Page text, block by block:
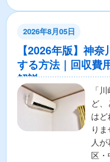
2026年8月05日
【2026年版】神
する方法｜回収費
解説
「
ど
は
り
人
区